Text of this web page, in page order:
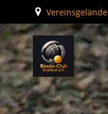
Inhalt
springen
Vereinsgelände